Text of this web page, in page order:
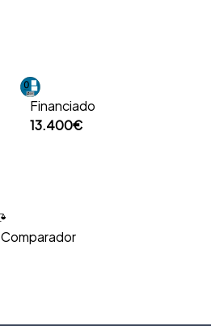
Financiado
13.400€
Comparador